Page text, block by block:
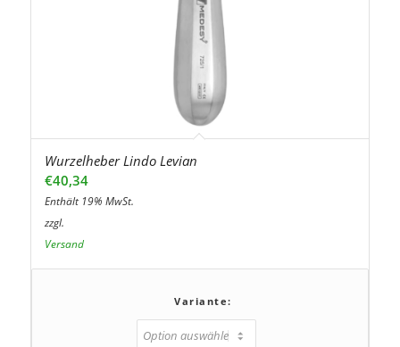
Wurzelheber Lindo Levian
€40,34
Enthält 19% MwSt.
zzgl.
Versand
Variante: